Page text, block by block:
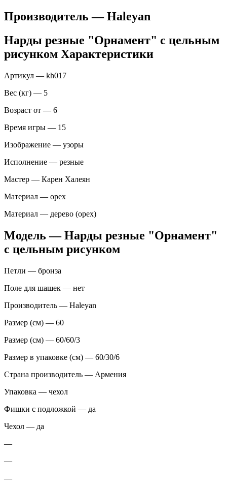
Производитель — Haleyan
Нарды резные "Орнамент" с цельным
рисунком Характеристики
Артикул — kh017
Вес (кг) — 5
Возраст от — 6
Время игры — 15
Изображение — узоры
Исполнение — резные
Мастер — Карен Халеян
Материал — орех
Материал — дерево (орех)
Модель — Нарды резные "Орнамент"
с цельным рисунком
Петли — бронза
Поле для шашек — нет
Производитель — Haleyan
Размер (см) — 60
Размер (см) — 60/60/3
Размер в упаковке (см) — 60/30/6
Страна производитель — Армения
Упаковка — чехол
Фишки с подложкой — да
Чехол — да
—
—
—